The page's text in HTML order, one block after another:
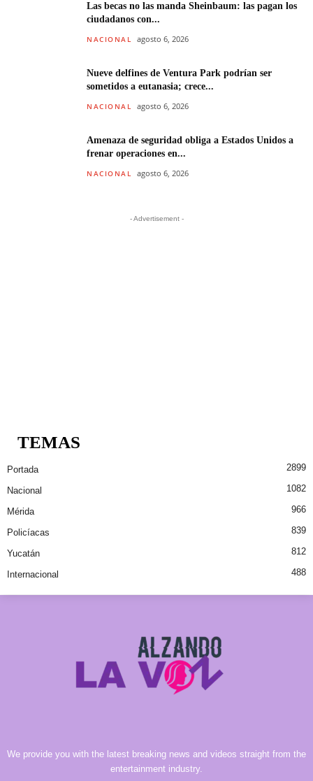
Las becas no las manda Sheinbaum: las pagan los
ciudadanos con...
NACIONAL agosto 6, 2026
Nueve delfines de Ventura Park podrían ser
sometidos a eutanasia; crece...
NACIONAL agosto 6, 2026
Amenaza de seguridad obliga a Estados Unidos a
frenar operaciones en...
NACIONAL agosto 6, 2026
- Advertisement -
TEMAS
Portada 2899
Nacional 1082
Mérida 966
Policíacas 839
Yucatán 812
Internacional 488
We provide you with the latest breaking news and videos straight from the
entertainment industry.